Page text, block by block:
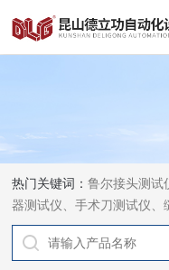
热门关键词：鲁尔接头测试
器测试仪、手术刀测试仪
钳测试仪、导引管导丝测